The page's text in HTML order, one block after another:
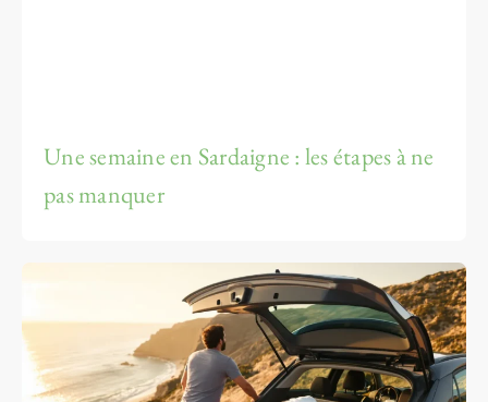
Une semaine en Sardaigne : les étapes à ne
pas manquer